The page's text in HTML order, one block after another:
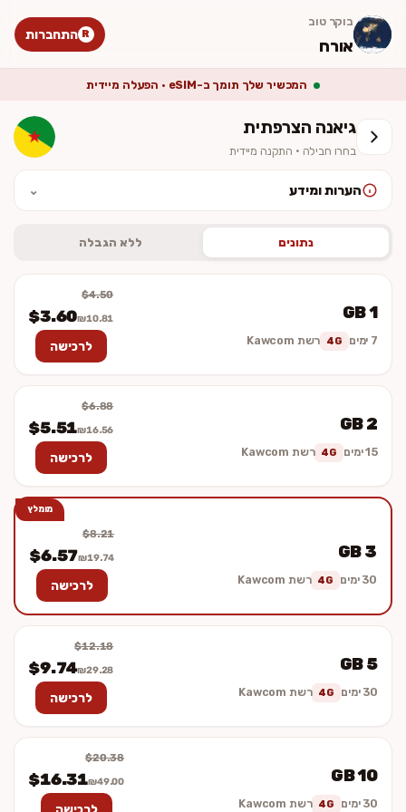
בוקר טוב
אורח
R התחברות
המכשיר שלך תומך ב-eSIM · הפעלה מיידית
גיאנה הצרפתית
בחרו חבילה · התקנה מיידית
הערות ומידע ⌄
וכולל מע״מ. ההתקנה מיידית — לא נשלח כרטיס פיזי.
נתונים ללא הגבלה
1 GB
7 ימים 4G רשת Kawcom
$4.50
$3.60₪10.81
לרכישה
2 GB
15 ימים 4G רשת Kawcom
$6.88
$5.51₪16.56
לרכישה
מומלץ
3 GB
30 ימים 4G רשת Kawcom
$8.21
$6.57₪19.74
לרכישה
5 GB
30 ימים 4G רשת Kawcom
$12.18
$9.74₪29.28
לרכישה
10 GB
30 ימים 4G רשת Kawcom
$20.38
$16.31₪49.00